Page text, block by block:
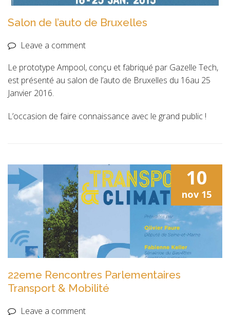
Salon de l’auto de Bruxelles
Leave a comment
Le prototype Ampool, conçu et fabriqué par Gazelle Tech,
est présenté au salon de l’auto de Bruxelles du 16au 25
Janvier 2016.
L’occasion de faire connaissance avec le grand public !
10
nov 15
22eme Rencontres Parlementaires
Transport & Mobilité
Leave a comment